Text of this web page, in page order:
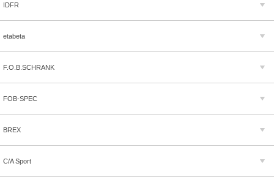
IDFR
etabeta
F.O.B.SCHRANK
FOB-SPEC
BREX
C/A Sport